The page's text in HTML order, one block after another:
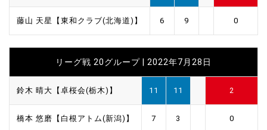
藤山 天星【東和クラブ(北海道)】 6 9 0
リーグ戦 20グループ | 2022年7月28日
鈴木 晴大【卓桜会(栃木)】 11 11 2
橋本 悠磨【白根アトム(新潟)】 7 3 0